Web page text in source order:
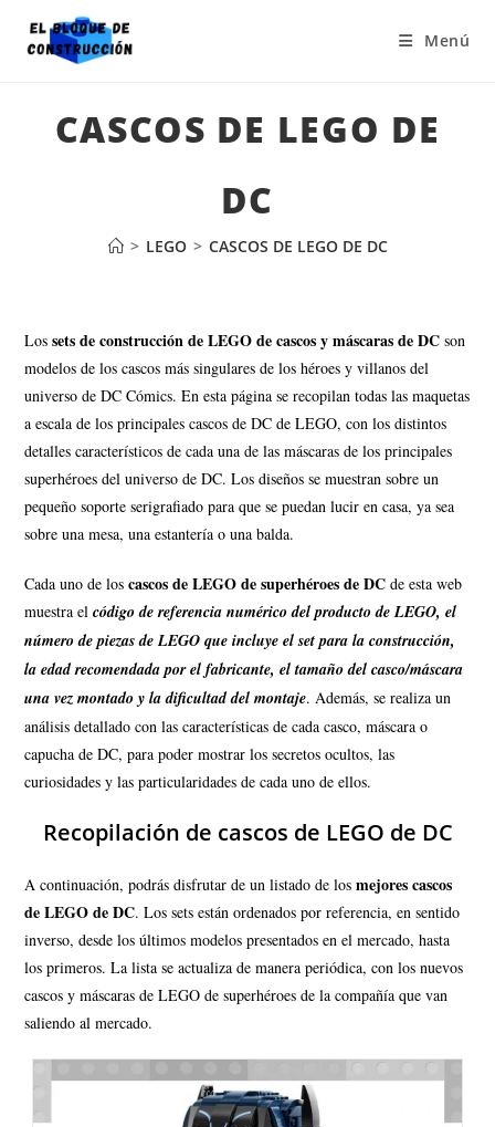
Menú
CASCOS DE LEGO DE
DC
> LEGO > CASCOS DE LEGO DE DC
Lossets de construcción de LEGO de cascos y máscaras de DCson
modelos de los cascos más singulares de los héroes y villanos del
universo de DC Cómics. En esta página se recopilan todas las maquetas
a escala de los principales cascos de DC de LEGO, con los distintos
detalles característicos de cada una de las máscaras de los principales
superhéroes del universo de DC. Los diseños se muestran sobre un
pequeño soporte serigrafiado para que se puedan lucir en casa, ya sea
sobre una mesa, una estantería o una balda.
Cada uno de los cascos de LEGO de superhéroes de DCde esta web
muestra elcódigo de referencia numérico del producto de LEGO, el
número de piezas de LEGO que incluye el set para la construcción,
la edad recomendada por el fabricante, el tamaño del casco/máscara
una vez montado y la dificultad del montaje. Además, se realiza un
análisis detallado con las características de cada casco, máscara o
capucha de DC, para poder mostrar los secretos ocultos, las
curiosidades y las particularidades de cada uno de ellos.
Recopilación de cascos de LEGO de DC
A continuación, podrás disfrutar de un listado de losmejores cascos
de LEGO de DC. Los sets están ordenados por referencia, en sentido
inverso, desde los últimos modelos presentados en el mercado, hasta
los primeros. La lista se actualiza de manera periódica, con los nuevos
cascos y máscaras de LEGO de superhéroes de la compañía que van
saliendo al mercado.